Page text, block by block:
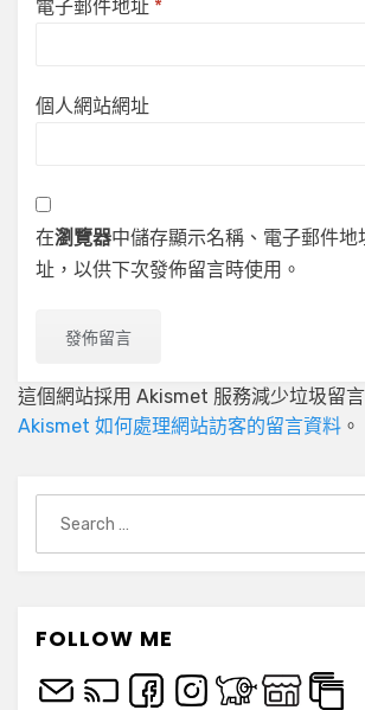
電子郵件地址 *
個人網站網址
在瀏覽器中儲存顯示名稱、電子郵件地
址，以供下次發佈留言時使用。
這個網站採用 Akismet 服務減少垃圾留言
Akismet 如何處理網站訪客的留言資料 。
for:
FOLLOW ME